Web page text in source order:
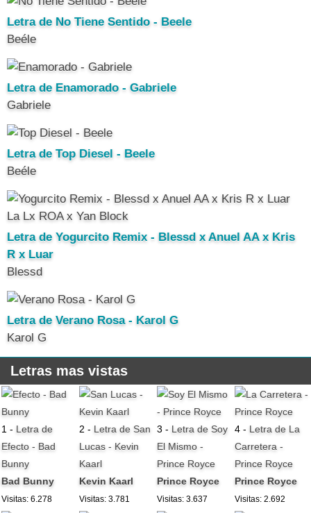
Letra de No Tiene Sentido - Beele
Beéle
Letra de Enamorado - Gabriele
Gabriele
Letra de Top Diesel - Beele
Beéle
Letra de Yogurcito Remix - Blessd x Anuel AA x Kris
R x Luar
Blessd
Letra de Verano Rosa - Karol G
Karol G
Letras mas vistas
1 - Letra de
Efecto - Bad
Bunny
Bad Bunny
Visitas: 6.278
2 - Letra de San
Lucas - Kevin
Kaarl
Kevin Kaarl
Visitas: 3.781
3 - Letra de Soy
El Mismo -
Prince Royce
Prince Royce
Visitas: 3.637
4 - Letra de La
Carretera -
Prince Royce
Prince Royce
Visitas: 2.692